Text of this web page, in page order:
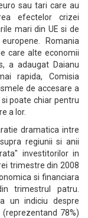
sau tari care au
efectelor crizei
mari din UE si de
Romania
care alte economii
a adaugat Daianu
rapida, Comisia
de accesare a
poate chiar pentru
a lor.
dramatica intre
regiunii si anii
investitorilor in
trimestre din 2008
si financiara
trimestrul patru.
un indiciu despre
78%)